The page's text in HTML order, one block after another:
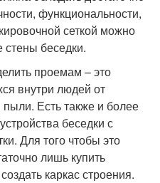
функциональности,
сеткой можно
стены беседки.
проемам – это
внутри людей от
Есть также и более
беседки с
Для того чтобы это
лишь купить
каркас строения.